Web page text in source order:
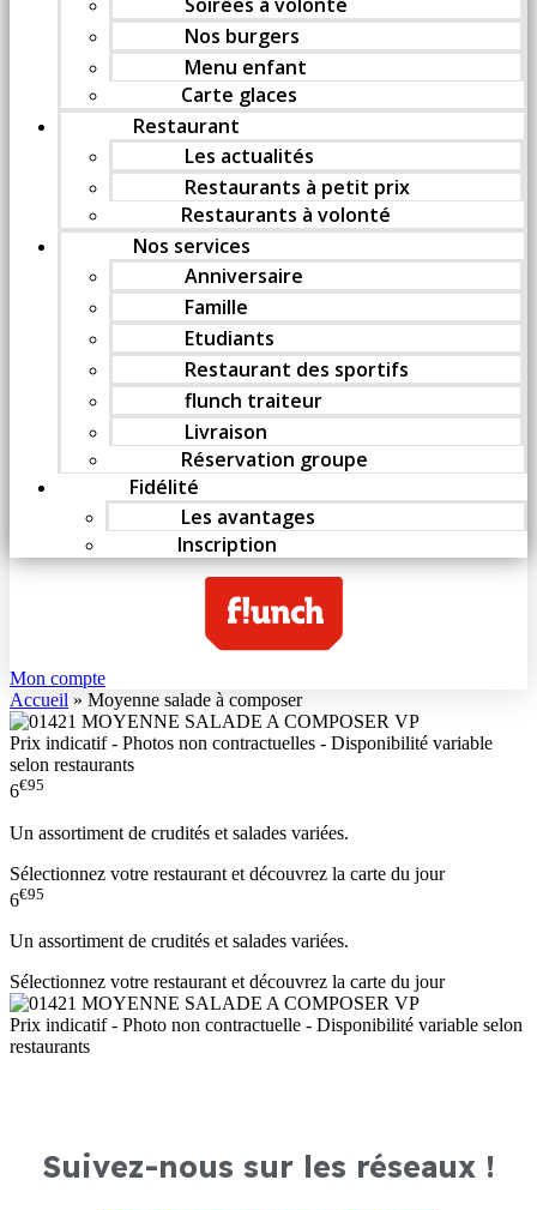
Nos burgers
Menu enfant
Carte glaces
Restaurant
Les actualités
Restaurants à petit prix
Restaurants à volonté
Nos services
Anniversaire
Famille
Etudiants
Restaurant des sportifs
flunch traiteur
Livraison
Réservation groupe
Fidélité
Les avantages
Inscription
Mon compte
Accueil » Moyenne salade à composer
Prix indicatif - Photos non contractuelles - Disponibilité variable
selon restaurants
6€95
Un assortiment de crudités et salades variées.
Sélectionnez votre restaurant et découvrez la carte du jour
6€95
Un assortiment de crudités et salades variées.
Sélectionnez votre restaurant et découvrez la carte du jour
Prix indicatif - Photo non contractuelle - Disponibilité variable selon
restaurants
Suivez-nous sur les réseaux !